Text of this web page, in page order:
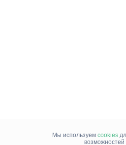
Мы используем cookies